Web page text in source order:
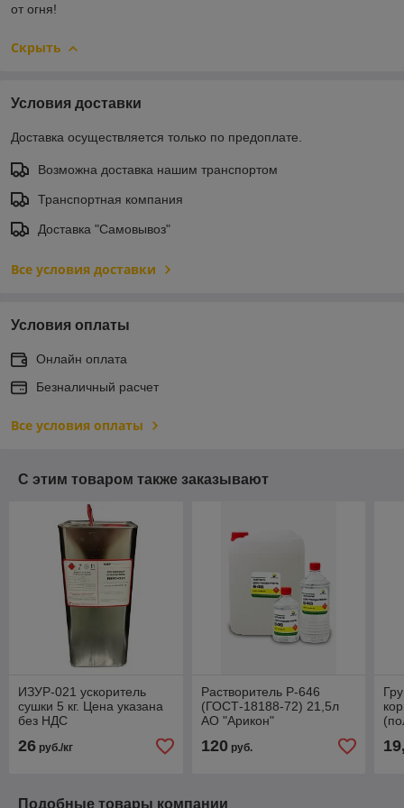
от огня!
Скрыть
Условия доставки
Доставка осуществляется только по предоплате.
Возможна доставка нашим транспортом
Транспортная компания
Доставка "Самовывоз"
Все условия доставки
Условия оплаты
Онлайн оплата
Безналичный расчет
Все условия оплаты
С этим товаром также заказывают
ИЗУР-021 ускоритель
сушки 5 кг. Цена указана
без НДС
26 руб./кг
Растворитель Р-646
(ГОСТ-18188-72) 21,5л
АО "Арикон"
120руб.
Подобные товары компании